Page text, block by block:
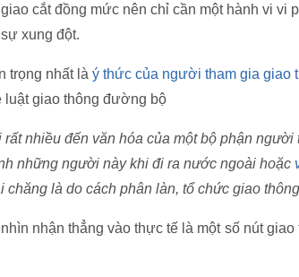
cắt đồng mức nên chỉ cần một hành vi vi
xung đột.
trọng nhất là ý thức của người tham gia giao
luật giao thông đường bộ
nhiều đến văn hóa của một bộ phận
những người này khi đi ra nước ngoài hoặc
chăng là do cách phân làn, tổ chức giao
nhận thẳng vào thực tế là một số nút